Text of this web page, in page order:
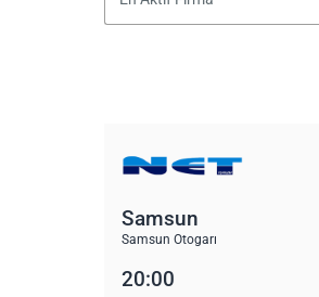
Samsun
Samsun Otogarı
20:00